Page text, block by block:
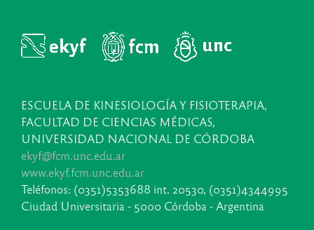
ESCUELA DE KINESIOLOGÍA Y FISIOTERAPIA,
FACULTAD DE CIENCIAS MÉDICAS,
UNIVERSIDAD NACIONAL DE CÓRDOBA
ekyf@fcm.unc.edu.ar
www.ekyf.fcm.unc.edu.ar
Teléfonos: (0351)5353688 int. 20530, (0351)4344995
Ciudad Universitaria - 5000 Córdoba - Argentina